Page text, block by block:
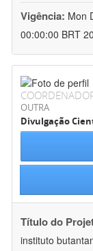
Vigência: Mon
00:00:00 BRT
OUTRA
Divulgação
Título do
instituto